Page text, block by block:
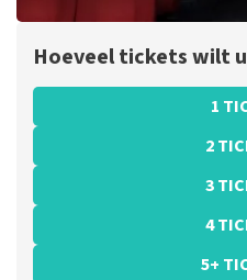
Hoeveel tickets wilt
1
2
3
4
5+